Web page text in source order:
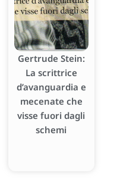
Gertrude Stein:
La scrittrice
d’avanguardia e
mecenate che
visse fuori dagli
schemi